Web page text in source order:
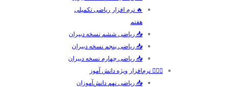
🔥 نرم افزار ریاضی تکمیلی
هفتم
📥 ریاضی ششم نسخه دبیران
📥 ریاضی پنجم نسخه دبیران
📥 ریاضی چهارم نسخه دبیران
🙋🏻‍♂️ نرم‌افزار ویژه دانش آموز
📥 ریاضی نهم دانش‌آموزان